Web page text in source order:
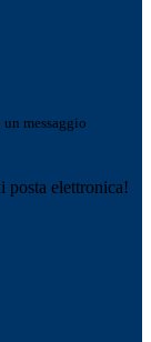
messaggio
posta elettronica!